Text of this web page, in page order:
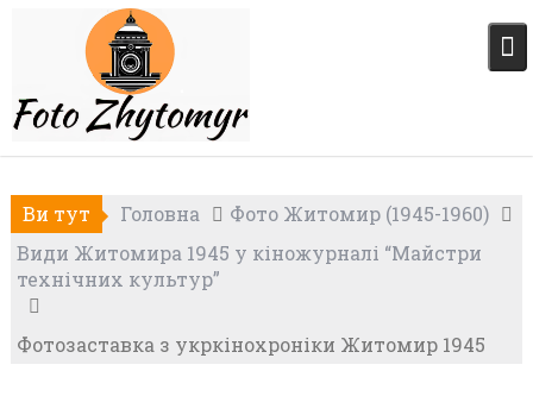
Ви тут Головна
Фото Житомир (1945-1960)
Види Житомира 1945 у кіножурналі “Майстри
технічних культур”
Фотозаставка з укркінохроніки Житомир 1945